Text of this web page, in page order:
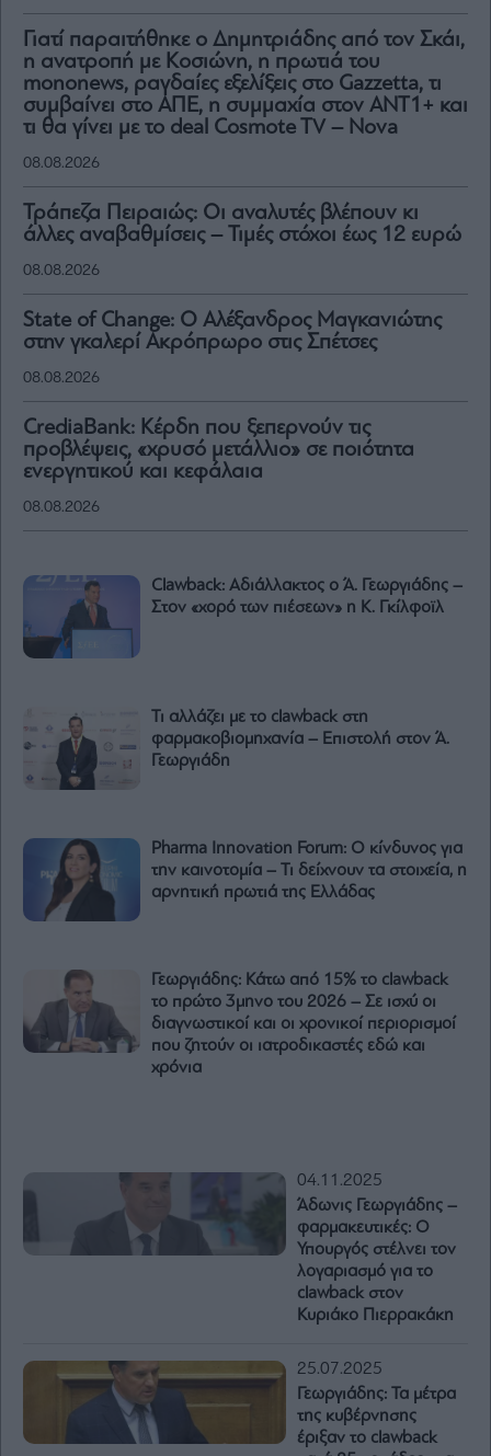
Γιατί παραιτήθηκε ο Δημητριάδης από τον Σκάι,
η ανατροπή με Κοσιώνη, η πρωτιά του
mononews, ραγδαίες εξελίξεις στο Gazzetta, τι
συμβαίνει στο ΑΠΕ, η συμμαχία στον ΑΝΤ1+ και
τι θα γίνει με το deal Cosmote TV – Nova
08.08.2026
Τράπεζα Πειραιώς: Οι αναλυτές βλέπουν κι
άλλες αναβαθμίσεις – Τιμές στόχοι έως 12 ευρώ
08.08.2026
State of Change: Ο Αλέξανδρος Μαγκανιώτης
στην γκαλερί Ακρόπρωρο στις Σπέτσες
08.08.2026
CrediaBank: Κέρδη που ξεπερνούν τις
προβλέψεις, «χρυσό μετάλλιο» σε ποιότητα
ενεργητικού και κεφάλαια
08.08.2026
Clawback: Αδιάλλακτος ο Ά. Γεωργιάδης –
Στον «χορό των πιέσεων» η Κ. Γκίλφοϊλ
Τι αλλάζει με το clawback στη
φαρμακοβιομηχανία – Επιστολή στον Ά.
Γεωργιάδη
Pharma Innovation Forum: Ο κίνδυνος για
την καινοτομία – Τι δείχνουν τα στοιχεία, η
αρνητική πρωτιά της Ελλάδας
Γεωργιάδης: Κάτω από 15% το clawback
το πρώτο 3μηνο του 2026 – Σε ισχύ οι
διαγνωστικοί και οι χρονικοί περιορισμοί
που ζητούν οι ιατροδικαστές εδώ και
χρόνια
04.11.2025
Άδωνις Γεωργιάδης –
φαρμακευτικές: Ο
Υπουργός στέλνει τον
λογαριασμό για το
clawback στον
Κυριάκο Πιερρακάκη
25.07.2025
Γεωργιάδης: Τα μέτρα
της κυβέρνησης
έριξαν το clawback